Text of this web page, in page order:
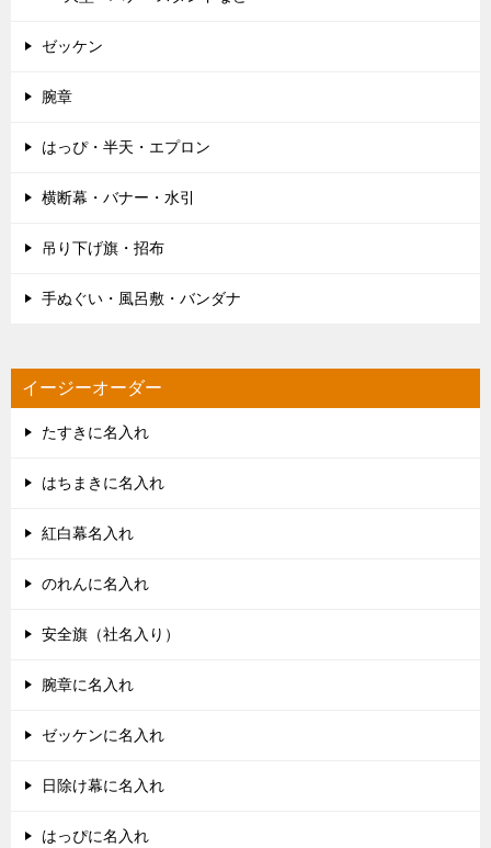
ゼッケン
腕章
はっぴ・半天・エプロン
横断幕・バナー・水引
吊り下げ旗・招布
手ぬぐい・風呂敷・バンダナ
イージーオーダー
たすきに名入れ
はちまきに名入れ
紅白幕名入れ
のれんに名入れ
安全旗（社名入り）
腕章に名入れ
ゼッケンに名入れ
日除け幕に名入れ
はっぴに名入れ